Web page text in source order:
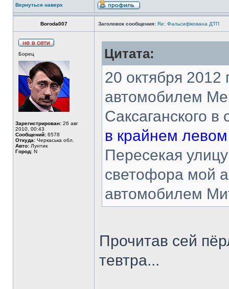
Вернуться наверх
Boroda007 Заголовок сообщения: Re: Фальсифікована ДТП
Борец
Зарегистрирован: 26 авг
2010, 00:43
Сообщений: 6578
Откуда: Черкаська обл.
Авто: Лунтик
Город: N
Цитата:
20 октября 2012
автомобилем
Саксаганского
в крайнем
Пересекая
светофора мой
автомобилем
Прочитав сей
тевтра...